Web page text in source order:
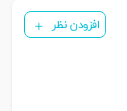
افزودن نظر